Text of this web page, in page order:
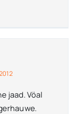
jaad. Vöal